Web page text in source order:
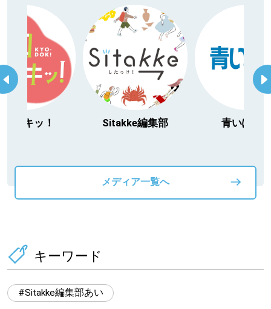
編集部 青いぽすと
「北海道３大
メディア一覧へ
キーワード
Sitakke編集部あい